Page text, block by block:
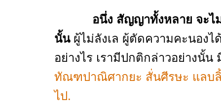
อนึ่ง สัญญาทั้งหลาย จะไ
นั้น ผู้ไม่ลังเล ผู้ตัดความคะนอง
อย่างไร เรามีปกติกล่าวอย่างนั้
ทัณฑปาณิศากยะ สั่นศีรษะ แลบลิ้
ไป.